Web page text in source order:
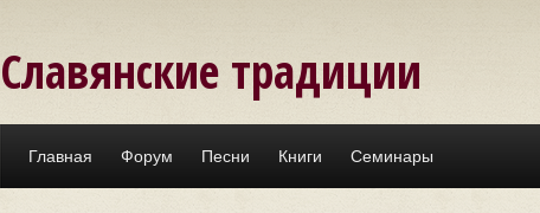
Славянские традиции
Главная Форум Песни Книги Семинары